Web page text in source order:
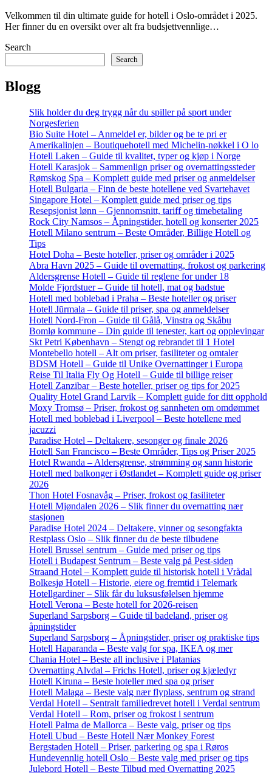
Velkommen til din ultimate guide for hotell i Oslo-området i 2025.
Her finner du en oversikt over alt fra budsjettvennlige…
Search
Search
Blogg
Slik holder du deg trygg når du spiller på sport under
Norgesferien
Bio Suite Hotel – Anmeldel er, bilder og be te pri er
Amerikalinjen – Boutiquehotell med Michelin-nøkkel i O lo
Hotell Laken – Guide til kvalitet, typer og kjøp i Norge
Hotell Karasjok – Sammenlign priser og overnattingssteder
Rømskog Spa – Komplett guide med priser og anmeldelser
Hotell Bulgaria – Finn de beste hotellene ved Svartehavet
Singapore Hotel – Komplett guide med priser og tips
Resepsjonist lønn – Gjennomsnitt, tariff og timebetaling
Rock City Namsos – Åpningstider, hotell og konserter 2025
Hotell Milano sentrum – Beste Områder, Billige Hotell og
Tips
Hotel Doha – Beste hoteller, priser og områder i 2025
Abra Havn 2025 – Guide til overnatting, frokost og parkering
Aldersgrense Hotell – Guide til reglene for under 18
Molde Fjordstuer – Guide til hotell, mat og badstue
Hotell med boblebad i Praha – Beste hoteller og priser
Hotell Jūrmala – Guide til priser, spa og anmeldelser
Hotell Nord-Fron – Guide til Gålå, Vinstra og Skåbu
Bomlø kommune – Din guide til tenester, kart og opplevingar
Skt Petri København – Stengt og rebrandet til 1 Hotel
Montebello hotell – Alt om priser, fasiliteter og omtaler
BDSM Hotell – Guide til Unike Overnattinger i Europa
Reise Til Italia Fly Og Hotell – Guide til billige reiser
Hotell Zanzibar – Beste hoteller, priser og tips for 2025
Quality Hotel Grand Larvik – Komplett guide for ditt opphold
Moxy Tromsø – Priser, frokost og sannheten om omdømmet
Hotell med boblebad i Liverpool – Beste hotellene med
jacuzzi
Paradise Hotel – Deltakere, sesonger og finale 2026
Hotell San Francisco – Beste Områder, Tips og Priser 2025
Hotel Rwanda – Aldersgrense, strømming og sann historie
Hotell med balkonger i Østlandet – Komplett guide og priser
2026
Thon Hotel Fosnavåg – Priser, frokost og fasiliteter
Hotell Mjøndalen 2026 – Slik finner du overnatting nær
stasjonen
Paradise Hotel 2024 – Deltakere, vinner og sesongfakta
Restplass Oslo – Slik finner du de beste tilbudene
Hotell Brussel sentrum – Guide med priser og tips
Hotell i Budapest Sentrum – Beste valg på Pest-siden
Straand Hotel – Komplett guide til historisk hotell i Vrådal
Bolkesjø Hotell – Historie, eiere og fremtid i Telemark
Hotellgardiner – Slik får du luksusfølelsen hjemme
Hotell Verona – Beste hotell for 2026-reisen
Superland Sarpsborg – Guide til badeland, priser og
åpningstider
Superland Sarpsborg – Åpningstider, priser og praktiske tips
Hotell Haparanda – Beste valg for spa, IKEA og mer
Chania Hotel – Beste all inclusive i Platanias
Overnatting Alvdal – Frichs Hotell, priser og kjæledyr
Hotell Kiruna – Beste hoteller med spa og priser
Hotell Malaga – Beste valg nær flyplass, sentrum og strand
Verdal Hotell – Sentralt familiedrevet hotell i Verdal sentrum
Verdal Hotell – Rom, priser og frokost i sentrum
Hotell Palma de Mallorca – Beste valg, priser og tips
Hotell Ubud – Beste Hotell Nær Monkey Forest
Bergstaden Hotell – Priser, parkering og spa i Røros
Hundevennlig hotell Oslo – Beste valg med priser og tips
Julebord Hotell – Beste Tilbud med Overnatting 2025